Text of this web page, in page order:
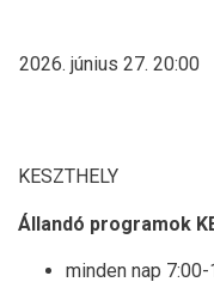
2026. június 27. 20:00
KESZTHELY
Állandó programok
minden nap